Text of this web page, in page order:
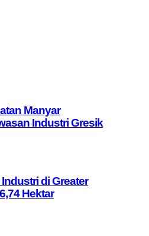
Manyar
Industri Gresik
di Greater
Hektar